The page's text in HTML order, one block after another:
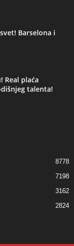
Barselona i
Real plaća
talenta!
8778
7198
3162
2824